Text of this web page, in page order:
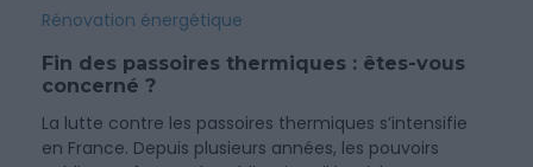
Rénovation énergétique
Fin des passoires thermiques : êtes-vous
concerné ?
La lutte contre les passoires thermiques s’intensifie
en France. Depuis plusieurs années, les pouvoirs